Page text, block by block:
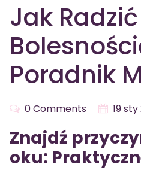
Jak
Poradnik
0 Comments 19
Znajdź
oku: